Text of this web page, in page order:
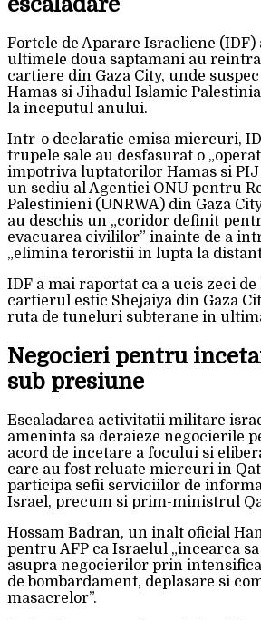
Fortele de Aparare Israeliene
ultimele doua saptamani au
cartiere din Gaza City, unde
Hamas si Jihadul Islamic
la inceputul anului.
Intr-o declaratie emisa miercuri,
trupele sale au desfasurat o
impotriva luptatorilor Hamas si
un sediu al Agentiei ONU pentru
Palestinieni (UNRWA) din Gaza
au deschis un „coridor definit
evacuarea civililor” inainte de a
„elimina teroristii in lupta la
IDF a mai raportat ca a ucis zeci
cartierul estic Shejaiya din Gaza
ruta de tuneluri subterane in
Negocieri pentru
sub presiune
Escaladarea activitatii militare
ameninta sa deraieze negocierile
acord de incetare a focului si
care au fost reluate miercuri in
participa sefii serviciilor de
Israel, precum si prim-ministrul
Hossam Badran, un inalt oficial
pentru AFP ca Israelul „incearca
asupra negocierilor prin
de bombardament, deplasare si
masacrelor”.